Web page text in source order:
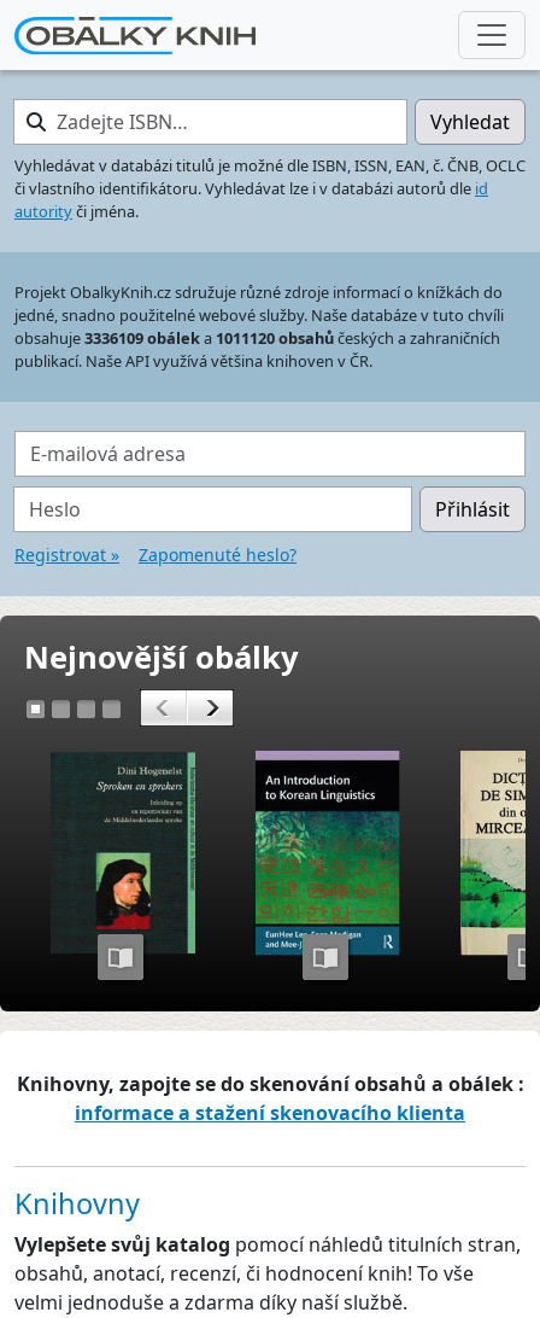
Zadejte ISBN… Vyhledat
Vyhledávat v databázi titulů je možné dle ISBN, ISSN, EAN, č. ČNB, OCLC
či vlastního identifikátoru. Vyhledávat lze i v databázi autorů dle id
autorityči jména.
Projekt ObalkyKnih.cz sdružuje různé zdroje informací o knížkách do
jedné, snadno použitelné webové služby. Naše databáze v tuto chvíli
obsahuje3336109 obáleka 1011120 obsahůčeských a zahraničních
publikací. Naše API využívá většina knihoven v ČR.
E-mailová adresa
Heslo Přihlásit
Registrovat » Zapomenuté heslo?
Nejnovější obálky
1 2 3 4 < >
Knihovny, zapojte se do skenování obsahů a obálek :
informace a stažení skenovacího klienta
Knihovny
Vylepšete svůj katalog pomocí náhledů titulních stran,
obsahů, anotací, recenzí, či hodnocení knih! To vše
velmi jednoduše a zdarma díky naší službě.